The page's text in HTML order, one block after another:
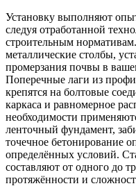
Установку выполняют
следуя отработанной
строительным
металлические столбы,
промерзания почвы в
Поперечные лаги из
крепятся на болтовые
каркаса и равномерное
необходимости
ленточный фундамент,
точечное бетонирование
определённых условий.
составляют от одного до
протяжённости и